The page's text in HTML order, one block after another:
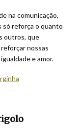
na comunicação,
só reforça o quanto
outros, que
nossas
e amor.